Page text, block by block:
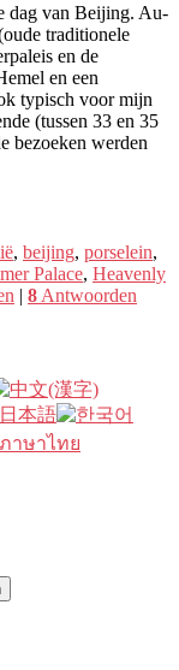
dag van Beijing. Au-
traditionele
en de
en een
typisch voor mijn
(tussen 33 en 35
bezoeken werden
, beijing, porselein,
Palace, Heavenly
| 8 Antwoorden